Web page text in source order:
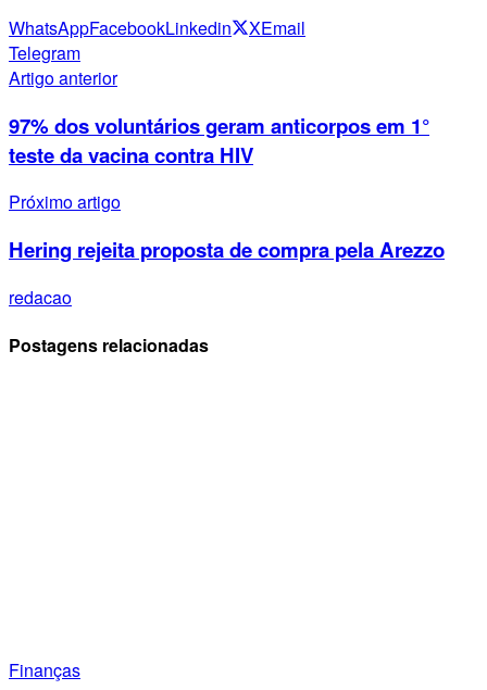
WhatsAppFacebookLinkedin XEmail
Telegram
Artigo anterior
97% dos voluntários geram anticorpos em 1°
teste da vacina contra HIV
Próximo artigo
Hering rejeita proposta de compra pela Arezzo
redacao
Postagens relacionadas
Finanças